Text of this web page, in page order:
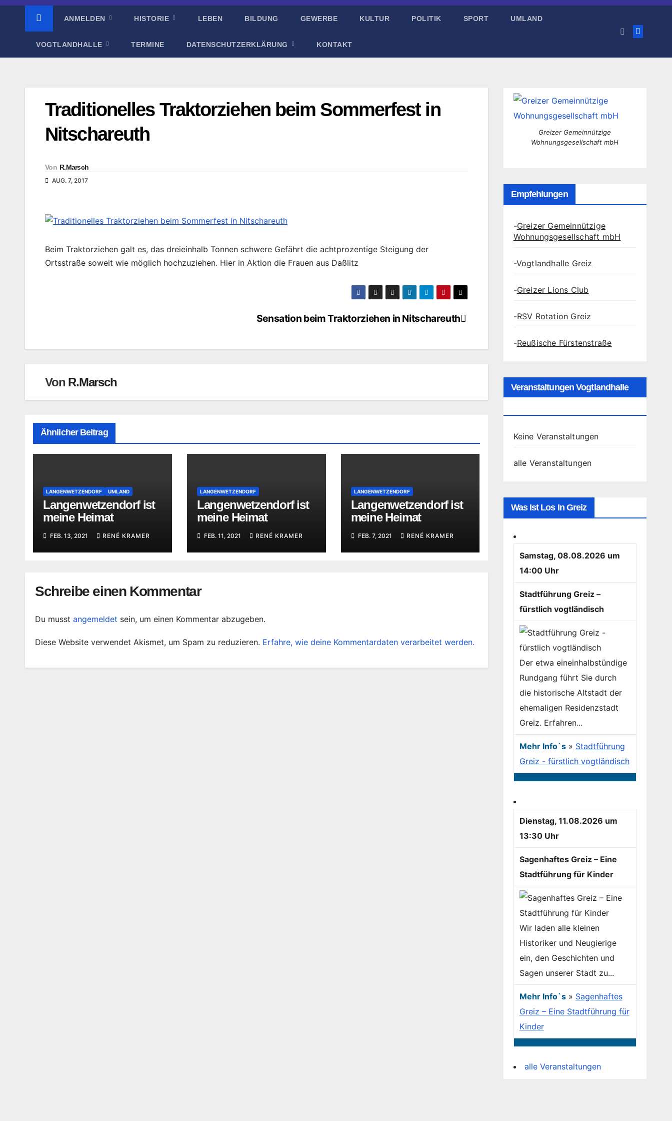
ANMELDEN HISTORIE LEBEN BILDUNG GEWERBE KULTUR POLITIK SPORT UMLAND
VOGTLANDHALLE TERMINE DATENSCHUTZERKLÄRUNG KONTAKT
Traditionelles Traktorziehen beim Sommerfest in
Nitschareuth
Von R.Marsch
AUG. 7, 2017
Beim Traktorziehen galt es, das dreieinhalb Tonnen schwere Gefährt die achtprozentige Steigung der
Ortsstraße soweit wie möglich hochzuziehen. Hier in Aktion die Frauen aus Daßlitz
Sensation beim Traktorziehen in Nitschareuth
Von R.Marsch
Ähnlicher Beitrag
LANGENWETZENDORF UMLAND
Langenwetzendorf ist
meine Heimat
FEB. 13, 2021 RENÉ KRAMER
LANGENWETZENDORF
Langenwetzendorf ist
meine Heimat
FEB. 11, 2021 RENÉ KRAMER
LANGENWETZENDORF
Langenwetzendorf ist
meine Heimat
FEB. 7, 2021 RENÉ KRAMER
Schreibe einen Kommentar
Du musst angemeldet sein, um einen Kommentar abzugeben.
Diese Website verwendet Akismet, um Spam zu reduzieren. Erfahre, wie deine Kommentardaten verarbeitet werden.
Greizer Gemeinnützige
Wohnungsgesellschaft mbH
Empfehlungen
-Greizer Gemeinnützige
Wohnungsgesellschaft mbH
-Vogtlandhalle Greiz
-Greizer Lions Club
-RSV Rotation Greiz
-Reußische Fürstenstraße
Veranstaltungen Vogtlandhalle
Keine Veranstaltungen
alle Veranstaltungen
Was Ist Los In Greiz
Samstag, 08.08.2026 um
14:00 Uhr
Stadtführung Greiz –
fürstlich vogtländisch
Der etwa eineinhalbstündige
Rundgang führt Sie durch
die historische Altstadt der
ehemaligen Residenzstadt
Greiz. Erfahren...
Mehr Info`s» Stadtführung
Greiz - fürstlich vogtländisch
Dienstag, 11.08.2026 um
13:30 Uhr
Sagenhaftes Greiz – Eine
Stadtführung für Kinder
Wir laden alle kleinen
Historiker und Neugierige
ein, den Geschichten und
Sagen unserer Stadt zu...
Mehr Info`s» Sagenhaftes
Greiz – Eine Stadtführung für
Kinder
alle Veranstaltungen